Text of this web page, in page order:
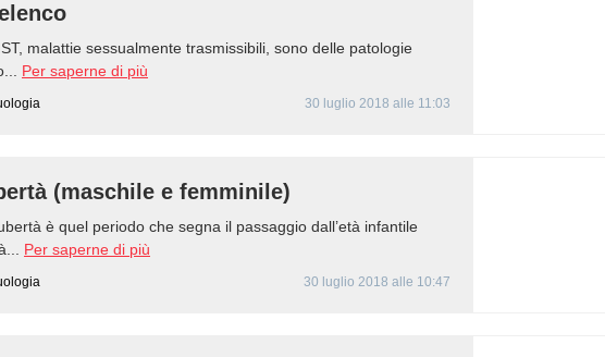
malattie sessualmente trasmissibili, sono delle patologie
Per saperne di più
30 luglio 2018 alle 11:03
(maschile e femminile)
è quel periodo che segna il passaggio dall’età infantile
Per saperne di più
30 luglio 2018 alle 10:47